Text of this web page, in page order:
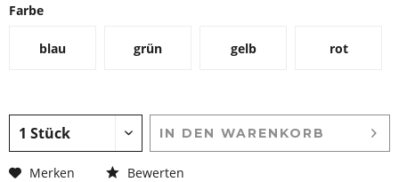
Farbe
blau grün gelb rot
IN DEN WARENKORB
Merken Bewerten